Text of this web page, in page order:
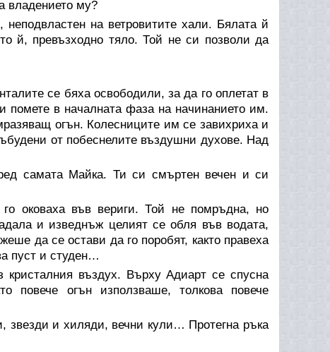
владението му?
на ветровитите хали. Бялата й
й, превъзходно тяло. Той не си позволи да
се бяха освободили, за да го оплетат в
в началната фаза на начинанието им.
огън. Колесниците им се завихриха и
от побеснелите въздушни духове. Над
самата Майка. Ти си смъртен вечен и си
оковаха във вериги. Той не помръдна, но
и изведнъж целият се обля във водата,
да се остави да го поробят, както правеха
пуст и студен…
въздух. Върху Адиарт се спусна
повече огън използваше, толкова повече
и хиляди, вечни кули… Протегна ръка